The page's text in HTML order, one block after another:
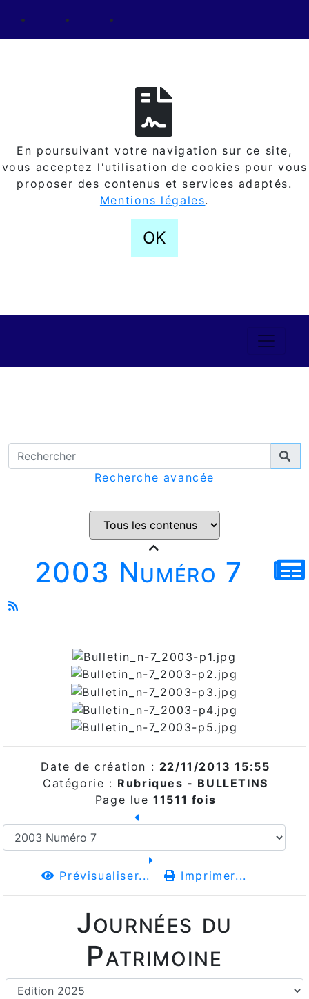
En poursuivant votre navigation sur ce site,
vous acceptez l'utilisation de cookies pour vous
proposer des contenus et services adaptés.
Mentions légales.
OK
Journées du
Patrimoine
Recherche avancée
2003 Numéro 7
Date de création : 22/11/2013 15:55
Catégorie : Rubriques - BULLETINS
Page lue11511 fois
Prévisualiser... Imprimer...